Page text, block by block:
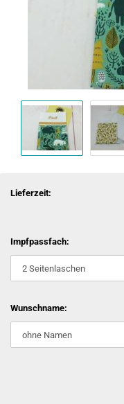
Lieferzeit:
Impfpassfach:
Wunschname: